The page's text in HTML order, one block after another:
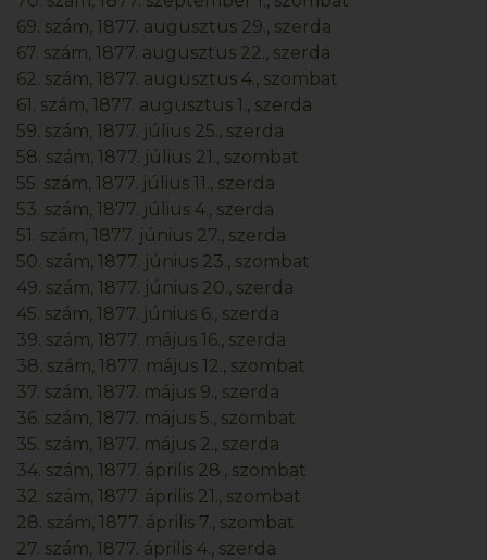
69. szám, 1877. augusztus 29., szerda
67. szám, 1877. augusztus 22., szerda
62. szám, 1877. augusztus 4., szombat
61. szám, 1877. augusztus 1., szerda
59. szám, 1877. július 25., szerda
58. szám, 1877. július 21., szombat
55. szám, 1877. július 11., szerda
53. szám, 1877. július 4., szerda
51. szám, 1877. június 27., szerda
50. szám, 1877. június 23., szombat
49. szám, 1877. június 20., szerda
45. szám, 1877. június 6., szerda
39. szám, 1877. május 16., szerda
38. szám, 1877. május 12., szombat
37. szám, 1877. május 9., szerda
36. szám, 1877. május 5., szombat
35. szám, 1877. május 2., szerda
34. szám, 1877. április 28., szombat
32. szám, 1877. április 21., szombat
28. szám, 1877. április 7., szombat
27. szám, 1877. április 4., szerda